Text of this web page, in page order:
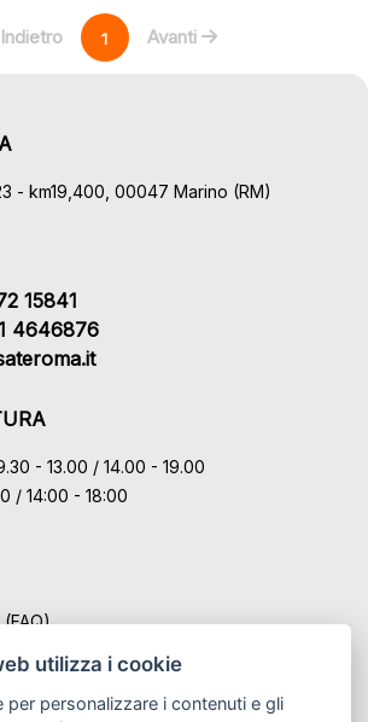
utilizza i cookie
per personalizzare i contenuti e gli
Indietro 1 Avanti
- km19,400, 00047 Marino (RM)
15841
4646876
- 13.00 / 14.00 - 19.00
/ 14:00 - 18:00
Srl sede di Marino - Roma, P.IVA: IT